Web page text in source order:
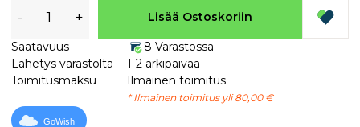
- + Lisää Ostoskoriin
Saatavuus
8 Varastossa
Lähetys varastolta
1-2 arkipäivää
Toimitusmaksu
Ilmainen toimitus
* Ilmainen toimitus yli 80,00 €
GoWish